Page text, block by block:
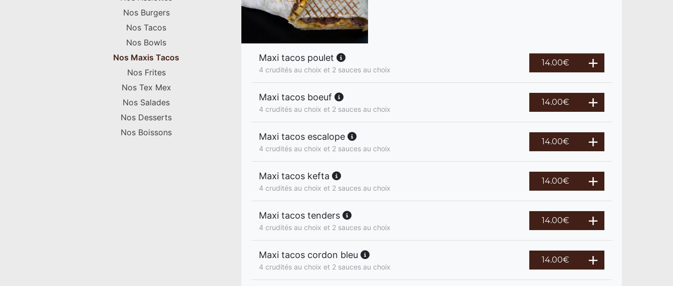
Nos Burgers
Nos Tacos
Nos Bowls
Nos Maxis Tacos
Nos Frites
Nos Tex Mex
Nos Salades
Nos Desserts
Nos Boissons
Maxi tacos poulet
4 crudités au choix et 2 sauces au choix
14.00€
Maxi tacos boeuf
4 crudités au choix et 2 sauces au choix
14.00€
Maxi tacos escalope
4 crudités au choix et 2 sauces au choix
14.00€
Maxi tacos kefta
4 crudités au choix et 2 sauces au choix
14.00€
Maxi tacos tenders
4 crudités au choix et 2 sauces au choix
14.00€
Maxi tacos cordon bleu
4 crudités au choix et 2 sauces au choix
14.00€